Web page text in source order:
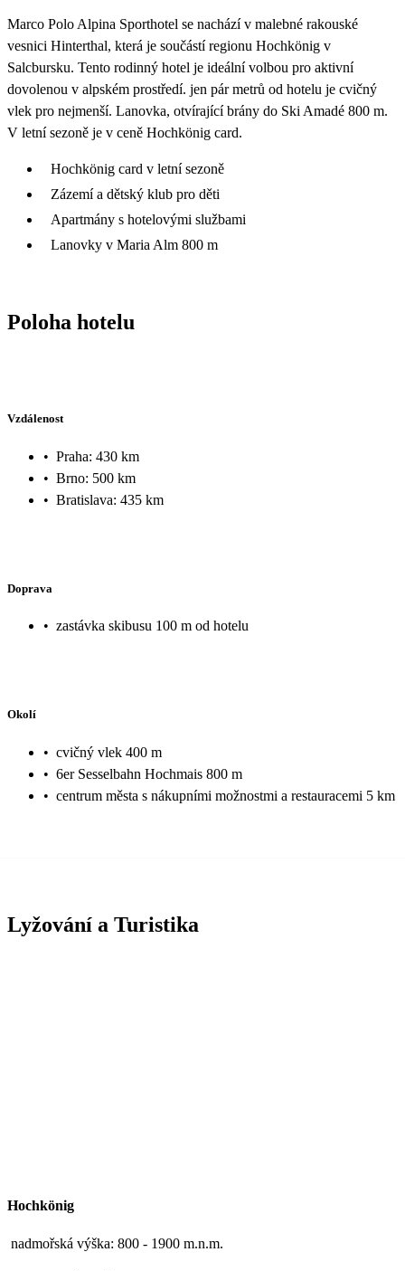
31
8 019
Marco Polo Alpina Sporthotel se nachází v malebné rakouské
vesnici Hinterthal, která je součástí regionu Hochkönig v
Salcbursku. Tento rodinný hotel je ideální volbou pro aktivní
dovolenou v alpském prostředí. jen pár metrů od hotelu je cvičný
vlek pro nejmenší. Lanovka, otvírající brány do Ski Amadé 800 m.
V letní sezoně je v ceně Hochkönig card.
Hochkönig card v letní sezoně
Zázemí a dětský klub pro děti
Apartmány s hotelovými službami
Lanovky v Maria Alm 800 m
Poloha hotelu
Vzdálenost
• Praha: 430 km
• Brno: 500 km
• Bratislava: 435 km
Doprava
• zastávka skibusu 100 m od hotelu
Okolí
• cvičný vlek 400 m
• 6er Sesselbahn Hochmais 800 m
• centrum města s nákupními možnostmi a restauracemi 5 km
Lyžování a Turistika
Hochkönig
nadmořská výška: 800 - 1900 m.n.m.